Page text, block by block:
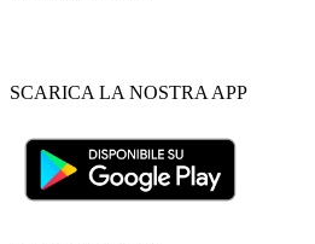
SCARICA LA NOSTRA APP